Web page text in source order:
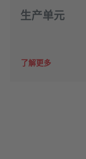
生产单元
了解更多